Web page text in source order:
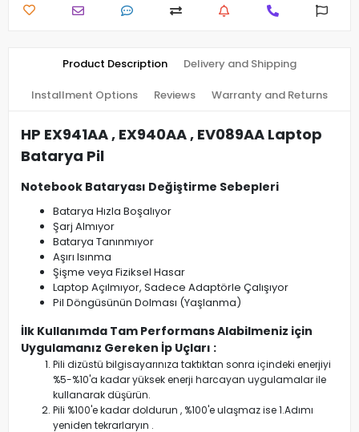
Product Description Delivery and Shipping
Installment Options Reviews Warranty and Returns
HP EX941AA , EX940AA , EV089AA Laptop
Batarya Pil
Notebook Bataryası Değiştirme Sebepleri
Batarya Hızla Boşalıyor
Şarj Almıyor
Batarya Tanınmıyor
Aşırı Isınma
Şişme veya Fiziksel Hasar
Laptop Açılmıyor, Sadece Adaptörle Çalışıyor
Pil Döngüsünün Dolması (Yaşlanma)
İlk Kullanımda Tam Performans Alabilmeniz için
Uygulamanız Gereken İp Uçları :
Pili dizüstü bilgisayarınıza taktıktan sonra içindeki enerjiyi
%5-%10'a kadar yüksek enerji harcayan uygulamalar ile
kullanarak düşürün.
Pili %100'e kadar doldurun , %100'e ulaşmaz ise 1.Adımı
yeniden tekrarlaryın .